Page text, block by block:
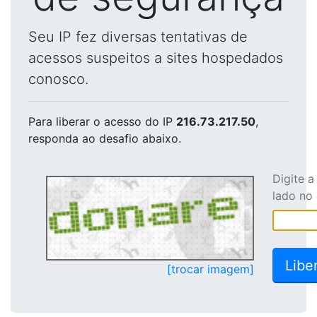
Seu IP fez diversas tentativas de
acessos suspeitos a sites hospedados
conosco.
Para liberar o acesso do IP 216.73.217.50,
responda ao desafio abaixo.
[trocar imagem]
Digite
lado no